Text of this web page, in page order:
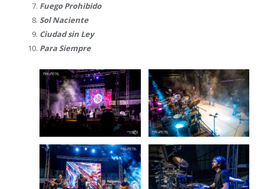
Fuego Prohibido
Sol Naciente
Ciudad sin Ley
Para Siempre